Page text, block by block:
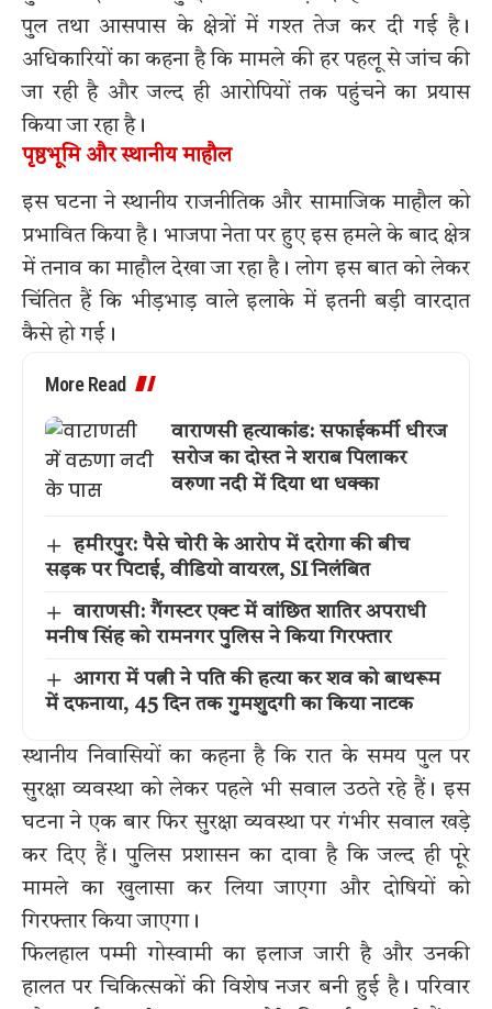
पुल तथा आसपास के क्षेत्रों में गश्त तेज कर दी गई है।
अधिकारियों का कहना है कि मामले की हर पहलू से जांच की
जा रही है और जल्द ही आरोपियों तक पहुंचने का प्रयास
किया जा रहा है।
पृष्ठभूमि और स्थानीय माहौल
इस घटना ने स्थानीय राजनीतिक और सामाजिक माहौल को
प्रभावित किया है। भाजपा नेता पर हुए इस हमले के बाद क्षेत्र
में तनाव का माहौल देखा जा रहा है। लोग इस बात को लेकर
चिंतित हैं कि भीड़भाड़ वाले इलाके में इतनी बड़ी वारदात
कैसे हो गई।
More Read
वाराणसी हत्याकांड: सफाईकर्मी धीरज
सरोज का दोस्त ने शराब पिलाकर
वरुणा नदी में दिया था धक्का
हमीरपुर: पैसे चोरी के आरोप में दरोगा की बीच
सड़क पर पिटाई, वीडियो वायरल, SI निलंबित
वाराणसी: गैंगस्टर एक्ट में वांछित शातिर अपराधी
मनीष सिंह को रामनगर पुलिस ने किया गिरफ्तार
आगरा में पत्नी ने पति की हत्या कर शव को बाथरूम
में दफनाया, 45 दिन तक गुमशुदगी का किया नाटक
स्थानीय निवासियों का कहना है कि रात के समय पुल पर
सुरक्षा व्यवस्था को लेकर पहले भी सवाल उठते रहे हैं। इस
घटना ने एक बार फिर सुरक्षा व्यवस्था पर गंभीर सवाल खड़े
कर दिए हैं। पुलिस प्रशासन का दावा है कि जल्द ही पूरे
मामले का खुलासा कर लिया जाएगा और दोषियों को
गिरफ्तार किया जाएगा।
फिलहाल पम्मी गोस्वामी का इलाज जारी है और उनकी
हालत पर चिकित्सकों की विशेष नजर बनी हुई है। परिवार